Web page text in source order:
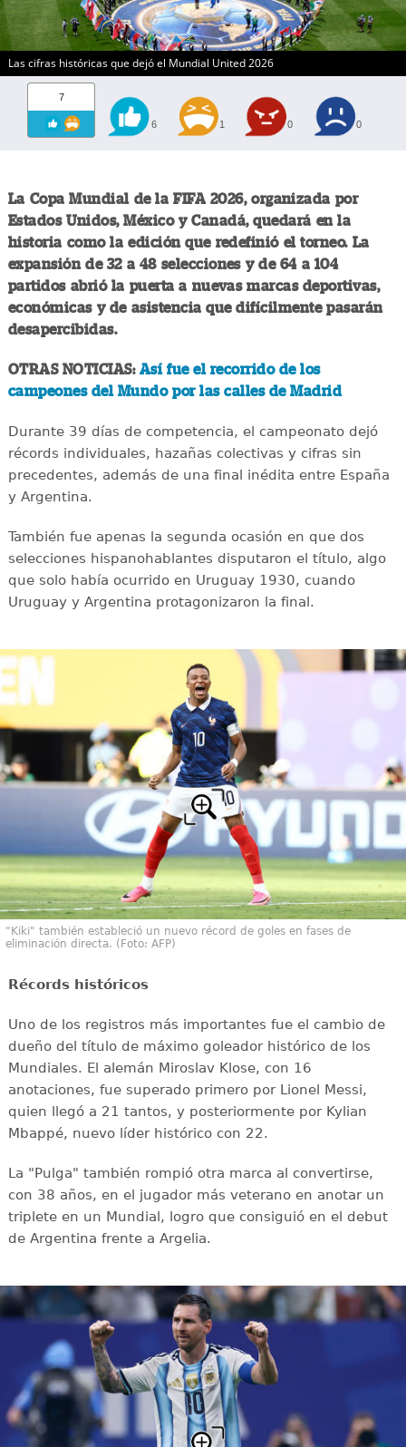
Las cifras históricas que dejó el Mundial United 2026
7
6 1 0 0
La Copa Mundial de la FIFA 2026, organizada por
Estados Unidos, México y Canadá, quedará en la
historia como la edición que redefinió el torneo. La
expansión de 32 a 48 selecciones y de 64 a 104
partidos abrió la puerta a nuevas marcas deportivas,
económicas y de asistencia que difícilmente pasarán
desapercibidas.
OTRAS NOTICIAS: Así fue el recorrido de los
campeones del Mundo por las calles de Madrid
Durante 39 días de competencia, el campeonato dejó
récords individuales, hazañas colectivas y cifras sin
precedentes, además de una final inédita entre España
y Argentina.
También fue apenas la segunda ocasión en que dos
selecciones hispanohablantes disputaron el título, algo
que solo había ocurrido en Uruguay 1930, cuando
Uruguay y Argentina protagonizaron la final.
"Kiki" también estableció un nuevo récord de goles en fases de
eliminación directa. (Foto: AFP)
Récords históricos
Uno de los registros más importantes fue el cambio de
dueño del título de máximo goleador histórico de los
Mundiales. El alemán Miroslav Klose, con 16
anotaciones, fue superado primero por Lionel Messi,
quien llegó a 21 tantos, y posteriormente por Kylian
Mbappé, nuevo líder histórico con 22.
La "Pulga" también rompió otra marca al convertirse,
con 38 años, en el jugador más veterano en anotar un
triplete en un Mundial, logro que consiguió en el debut
de Argentina frente a Argelia.